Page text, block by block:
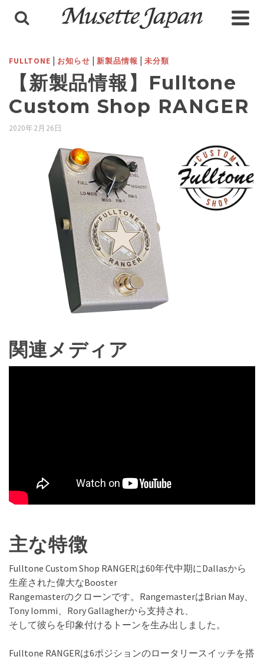
FULLTONE | お知らせ | 新製品情報 | 未分類
【新製品情報】Fulltone
Custom Shop RANGER
2020年2月26日
関連メディア
主な特徴
Fulltone Custom Shop RANGERは60年代中期にDallasから
生産された偉大なBooster
Rangemasterのクローンです。RangemasterはBrian May、
Tony Iommi、Rory Gallagherから支持され、
そして彼らを印象付けるトーンを生み出しました。
Fulltone RANGERは6ポジションのロータリースイッチを搭